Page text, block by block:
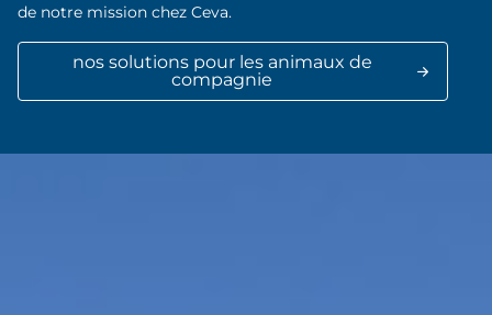
de notre mission chez Ceva.
nos solutions pour les animaux de
compagnie